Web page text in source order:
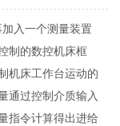
入一个测量装置
制的数控机床框
机床工作台运动的
通过控制介质输入
指令计算得出进给